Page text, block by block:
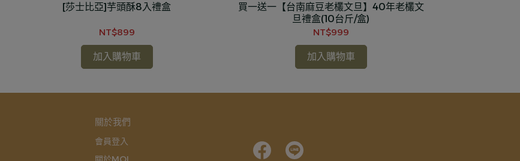
[莎士比亞]芋頭酥8入禮盒
NT$899
加入購物車
買一送一【台南麻豆老欉文旦】40年老欉文
旦禮盒(10台斤/盒)
NT$999
加入購物車
關於我們
會員登入